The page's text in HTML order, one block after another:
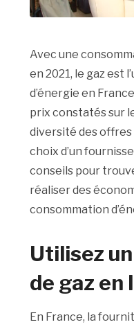
Avec une
en 2021, le gaz est
d’énergie en
prix constatés sur
diversité des
choix d’un
conseils pour
réaliser des
consommation
Utilisez
de gaz en
En France, la